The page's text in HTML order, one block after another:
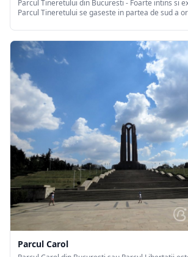
Parcul Tineretului din Bucuresti - Foarte intins si
Parcul Tineretului se gaseste in partea de sud a
alte atractii precum: pista de carting si un
Parcul Carol